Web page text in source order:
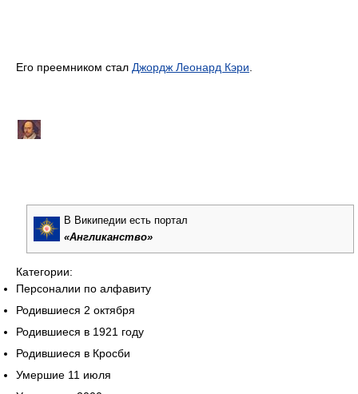
Его преемником стал Джордж Леонард Кэри
В Википедии есть портал
«Англиканство»
Категории:
Персоналии по алфавиту
Родившиеся 2 октября
Родившиеся в 1921 году
Родившиеся в Кросби
Умершие 11 июля